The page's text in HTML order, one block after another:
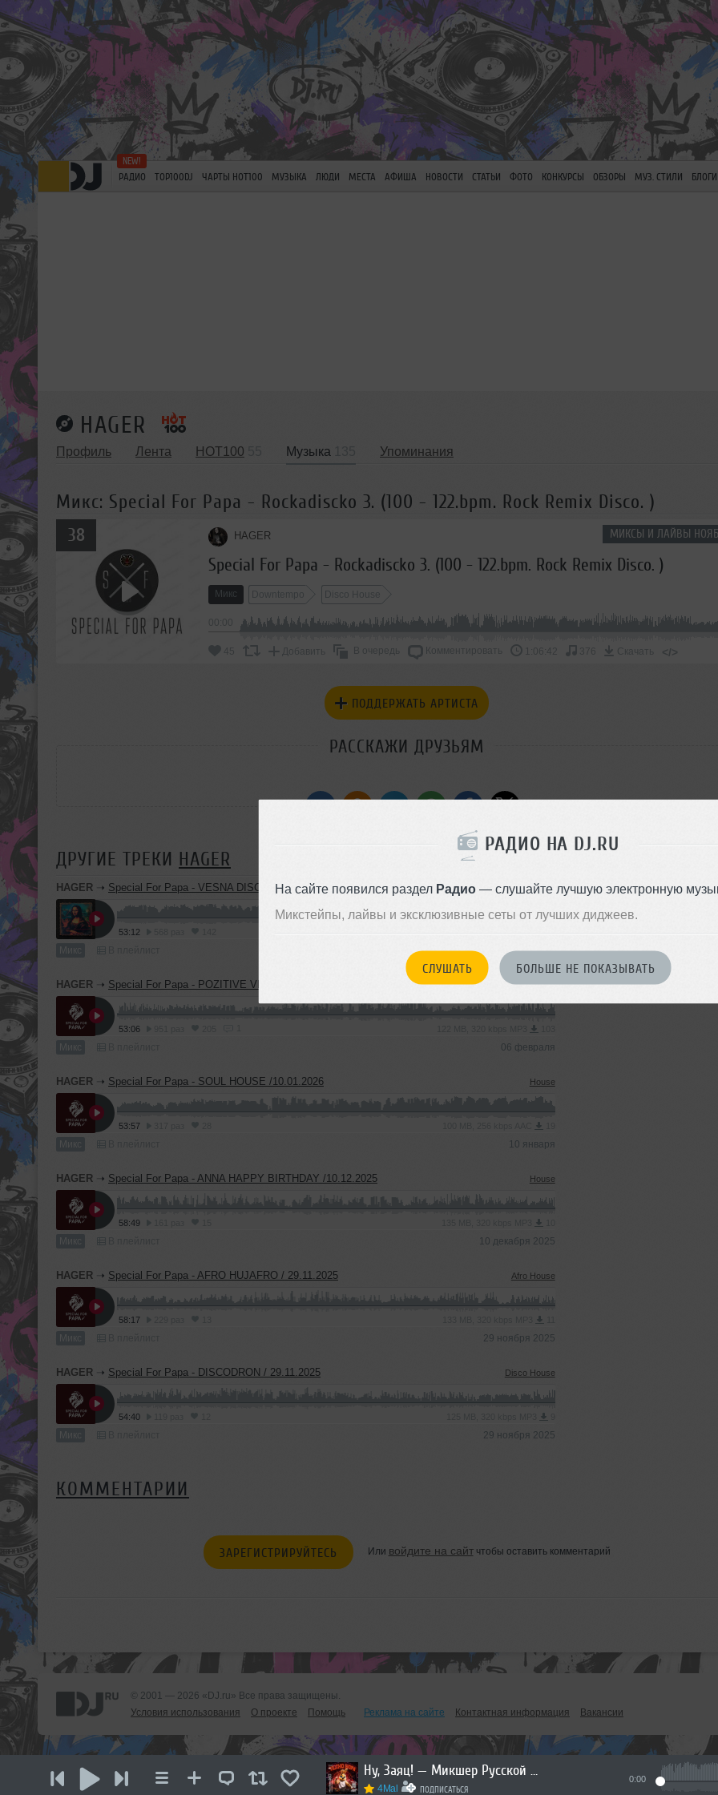
РАДИО НА DJ.RU
На сайте появился раздел Радио— слушайте лучшую электронную
Микстейпы, лайвы и эксклюзивные сеты от лучших диджеев.
СЛУШАТЬ БОЛЬШЕ НЕ ПОКАЗЫВАТЬ
Ну, Заяц! — Микшер Русской кибернетики 460 с Евгением Сваловым (4Mal) и Александром Киреевым (22.07.2026)
4Mal ПОДПИСАТЬСЯ
0:00
РАДИО TOP100DJ ЧАРТЫ HOT100 МУЗЫКА ЛЮДИ МЕСТА АФИША НОВОСТИ СТАТЬИ ФОТО КОНКУРСЫ ОБЗОРЫ МУЗ. СТИЛИ БЛОГИ
HAGER
Профиль Лента HOT100 Музыка Упоминания
Микс: Special For Papa - Rockadiscko 3. (100 - 122.bpm. Rock Remix Disco. )
МИКСЫ И ЛАЙВЫ
38 HAGER
Special For Papa - Rockadiscko 3. (100 - 122.bpm. Rock Remix Disco. )
Микс Downtempo Disco House
45 Добавить В очередь Комментировать 1:06:42 376 Скачать </>
ПОДДЕРЖАТЬ АРТИСТА
РАССКАЖИ ДРУЗЬЯМ
ДРУГИЕ ТРЕКИ HAGER
HAGER ➝ Special For Papa - VESNA DISCO LOUNGE TIME /17.04.2026 Disco House
53:12
Микс 17 апреля
HAGER ➝ Special For Papa - POZITIVE VIBRA / 08.02.2026 Disco House
53:06
Микс 06 февраля
HAGER ➝ Special For Papa - SOUL HOUSE /10.01.2026 House
53:57
Микс 10 января
HAGER ➝ Special For Papa - ANNA HAPPY BIRTHDAY /10.12.2025 House
58:49
Микс 10 декабря 2025
HAGER ➝ Special For Papa - AFRO HUJAFRO / 29.11.2025 Afro House
58:17
Микс 29 ноября 2025
HAGER ➝ Special For Papa - DISCODRON / 29.11.2025 Disco House
54:40
Микс 29 ноября 2025
Стили:
Записан: 23 октября 2023
КОММЕНТАРИИ
ЗАРЕГИСТРИРУЙТЕСЬ Или войдите на сайтчтобы оставить комментарий
© 2001 — 2026 «DJ.ru» Все права защищены.
Условия использования
О проекте Помощь Реклама на сайте Контактная информация Вакансии